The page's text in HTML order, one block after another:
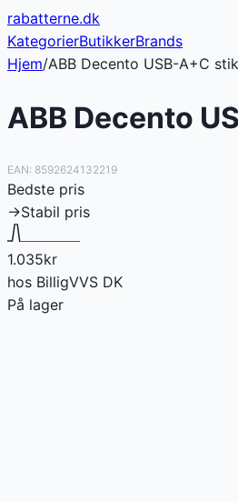
rabatterne.dk
KategorierButikkerBrands
Hjem/ABB Decento USB-A+C
ABB Decento
EAN: 8592624132219
Bedste pris
→Stabil pris
1.035kr
hos BilligVVS DK
På lager